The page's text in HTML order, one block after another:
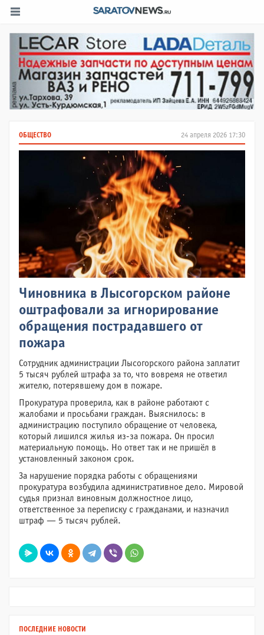
24 апреля 2026 17:30
ОБЩЕСТВО
Чиновника в Лысогорском районе
оштрафовали за игнорирование
обращения пострадавшего от
пожара
Сотрудник администрации Лысогорского района заплатит
5 тысяч рублей штрафа за то, что вовремя не ответил
жителю, потерявшему дом в пожаре.
Прокуратура проверила, как в районе работают с
жалобами и просьбами граждан. Выяснилось: в
администрацию поступило обращение от человека,
который лишился жилья из-за пожара. Он просил
материальную помощь. Но ответ так и не пришёл в
установленный законом срок.
За нарушение порядка работы с обращениями
прокуратура возбудила административное дело. Мировой
судья признал виновным должностное лицо,
ответственное за переписку с гражданами, и назначил
штраф — 5 тысяч рублей.
ПОСЛЕДНИЕ НОВОСТИ